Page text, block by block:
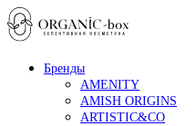
Бренды
AMENITY
AMISH ORIGINS
ARTISTIC&CO